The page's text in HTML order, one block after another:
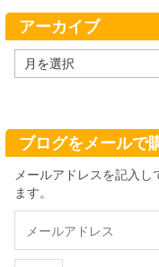
ー
アーカイブ
ー
ブ
ブログをメールで
メールアドレスを記入し
ます。
ル